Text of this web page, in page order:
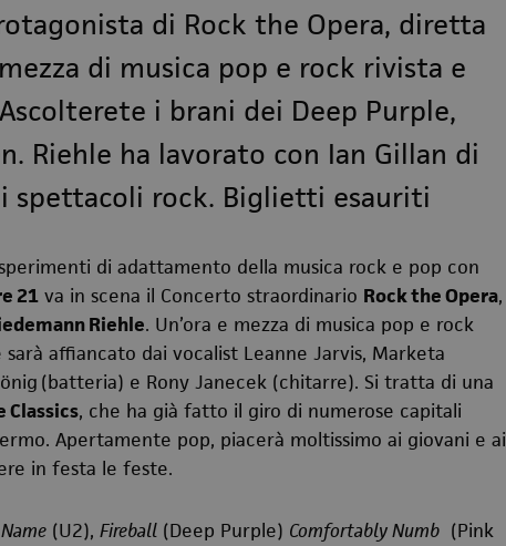
di Rock the Opera, diretta
di musica pop e rock rivista e
i brani dei Deep Purple,
. Riehle ha lavorato con Ian Gillan di
spettacoli rock. Biglietti esauriti
di adattamento della musica rock e pop con
21va in scena il Concerto straordinario Rock the Opera,
Riehle. Un’ora e mezza di musica pop e rock
affiancato dai vocalist Leanne Jarvis, Marketa
(batteria) e Rony Janecek (chitarre). Si tratta di una
Classics, che ha già fatto il giro di numerose capitali
Apertamente pop, piacerà moltissimo ai giovani e ai
in festa le feste.
(U2), Fireball(Deep Purple) Comfortably Numb(Pink